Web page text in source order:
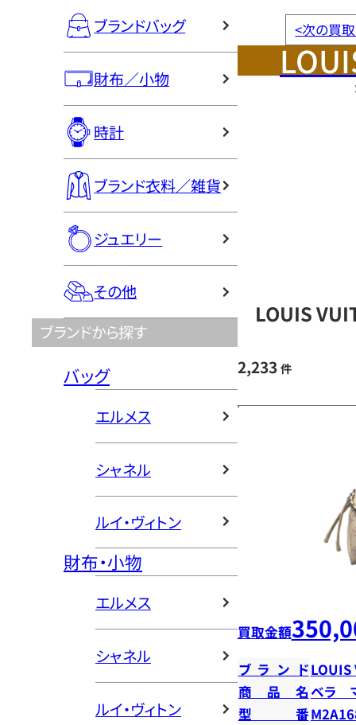
ブランドバッグ
財布／小物
時計
ブランド衣料／雑貨
ジュエリー
その他
ブランドから探す
バッグ
エルメス
シャネル
ルイ・ヴィトン
財布・小物
エルメス
シャネル
ルイ・ヴィトン
<次の買
LOUIS
2,233 件
買取金額
ブランドLOUIS
商品名ベラ
型番